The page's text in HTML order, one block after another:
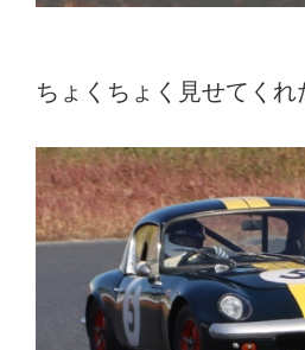
ちょくちょく見せてく